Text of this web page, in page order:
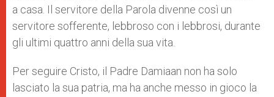
a casa. Il servitore della Parola divenne così un
servitore sofferente, lebbroso con i lebbrosi, durante
gli ultimi quattro anni della sua vita.
Per seguire Cristo, il Padre Damiaan non ha solo
lasciato la sua patria, ma ha anche messo in gioco la